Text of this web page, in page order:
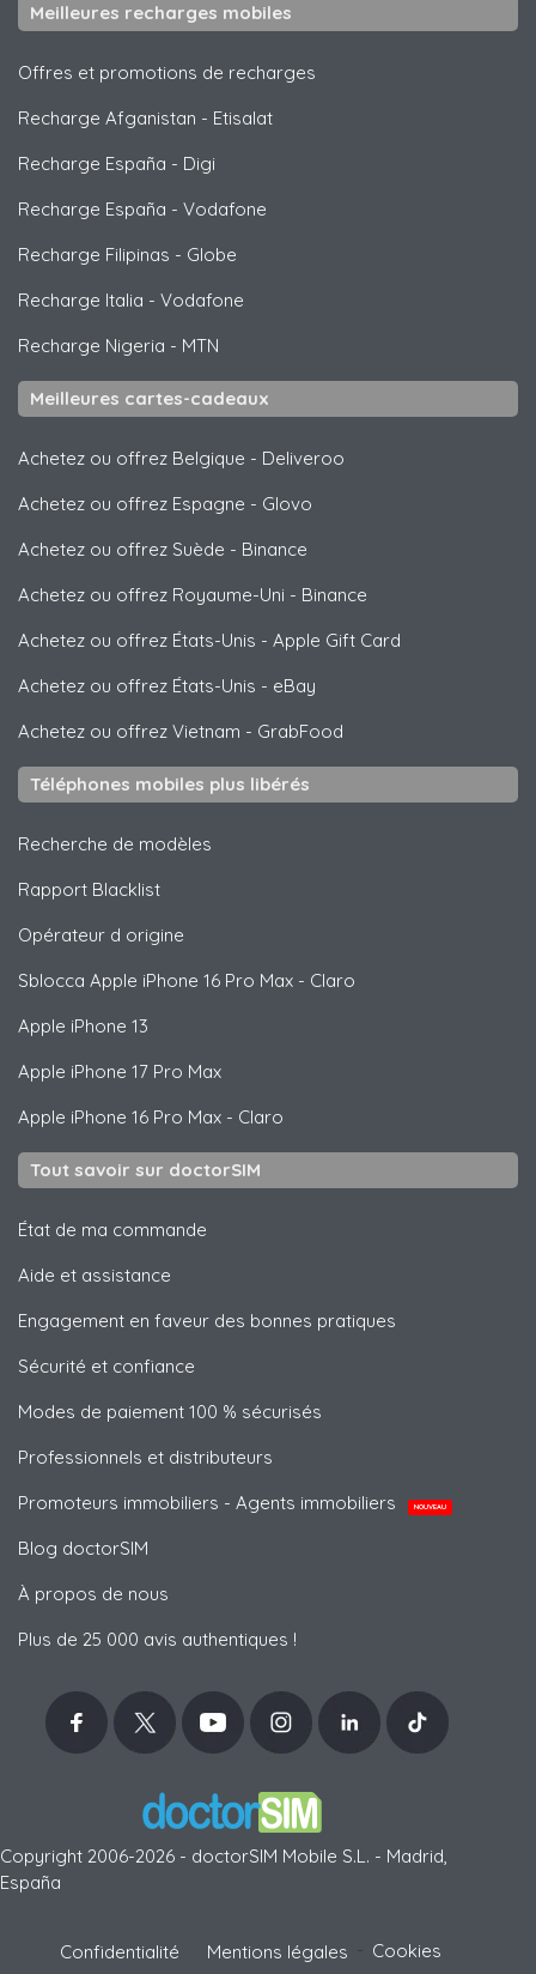
Meilleures recharges mobiles
Offres et promotions de recharges
Recharge Afganistan - Etisalat
Recharge España - Digi
Recharge España - Vodafone
Recharge Filipinas - Globe
Recharge Italia - Vodafone
Recharge Nigeria - MTN
Meilleures cartes-cadeaux
Achetez ou offrez Belgique - Deliveroo
Achetez ou offrez Espagne - Glovo
Achetez ou offrez Suède - Binance
Achetez ou offrez Royaume-Uni - Binance
Achetez ou offrez États-Unis - Apple Gift Card
Achetez ou offrez États-Unis - eBay
Achetez ou offrez Vietnam - GrabFood
Téléphones mobiles plus libérés
Recherche de modèles
Rapport Blacklist
Opérateur d origine
Sblocca Apple iPhone 16 Pro Max - Claro
Apple iPhone 13
Apple iPhone 17 Pro Max
Apple iPhone 16 Pro Max - Claro
Tout savoir sur doctorSIM
État de ma commande
Aide et assistance
Engagement en faveur des bonnes pratiques
Sécurité et confiance
Modes de paiement 100 % sécurisés
Professionnels et distributeurs
Promoteurs immobiliers - Agents immobiliers
NOUVEAU
Blog doctorSIM
À propos de nous
Plus de 25 000 avis authentiques !
Copyright 2006-2026 - doctorSIM Mobile S.L. - Madrid,
España
Confidentialité Mentions légales Cookies